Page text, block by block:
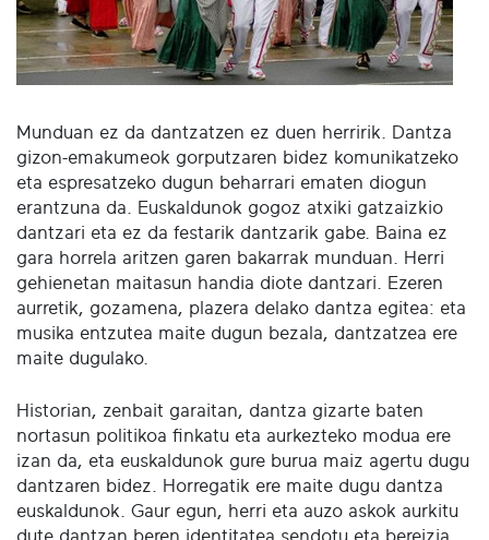
Munduan ez da dantzatzen ez duen herririk. Dantza
gizon-emakumeok gorputzaren bidez komunikatzeko
eta espresatzeko dugun beharrari ematen diogun
erantzuna da. Euskaldunok gogoz atxiki gatzaizkio
dantzari eta ez da festarik dantzarik gabe. Baina ez
gara horrela aritzen garen bakarrak munduan. Herri
gehienetan maitasun handia diote dantzari. Ezeren
aurretik, gozamena, plazera delako dantza egitea: eta
musika entzutea maite dugun bezala, dantzatzea ere
maite dugulako.
Historian, zenbait garaitan, dantza gizarte baten
nortasun politikoa finkatu eta aurkezteko modua ere
izan da, eta euskaldunok gure burua maiz agertu dugu
dantzaren bidez. Horregatik ere maite dugu dantza
euskaldunok. Gaur egun, herri eta auzo askok aurkitu
dute dantzan beren identitatea sendotu eta bereizia